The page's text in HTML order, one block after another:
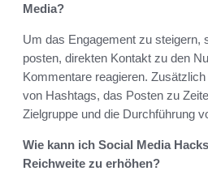
Media?
Um das Engagement zu steigern,
posten, direkten Kontakt zu den
Kommentare reagieren.
von Hashtags, das Posten zu
Zielgruppe und die Durchführung
Wie kann ich Social Media
Reichweite zu erhöhen?